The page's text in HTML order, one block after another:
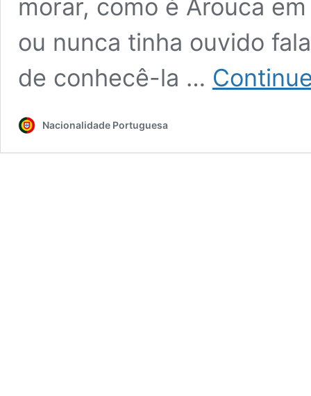
morar, como é Arouca
ou nunca tinha ouvido
de conhecê-la …
Nacionalidade Portuguesa